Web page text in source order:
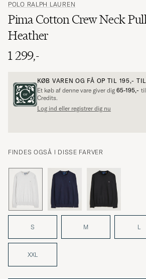
POLO RALPH LAUREN
Pima Cotton Crew Neck
Heather
1 299,-
KØB VAREN OG FÅ OP TIL 195,-
Et køb af denne vare giver dig 65-195,-
Credits.
Log ind eller registrer dig nu
FINDES OGSÅ I DISSE FARVER
S M L
XXL